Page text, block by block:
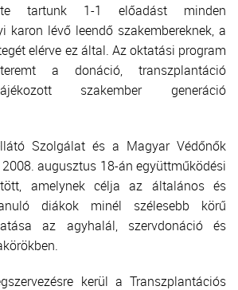
tartunk 1-1 előadást minden
karon lévő leendő szakembereknek, a
elérve ez által. Az oktatási program
a donáció, transzplantáció
szakember generáció
Szolgálat és a Magyar Védőnők
augusztus 18-án együttműködési
amelynek célja az általános és
diákok minél szélesebb körű
az agyhalál, szervdonáció és
kerül a Transzplantációs